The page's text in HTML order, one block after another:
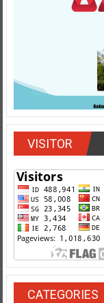
VISITOR
CATEGORIES